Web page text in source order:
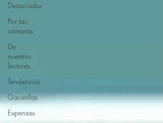
Destacadas
Por las
cámaras
De
nuestros
lectores
Tendencias
Gacetillas
Expensas